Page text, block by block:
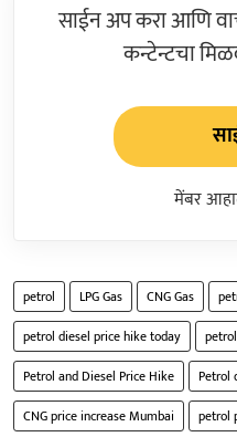
साईन अप करा आणि
कन्टेन्टचा
मेंबर
petrol LPG Gas CNG Gas
petrol diesel price hike today
Petrol and Diesel Price Hike
Petrol
CNG price increase Mumbai
petrol